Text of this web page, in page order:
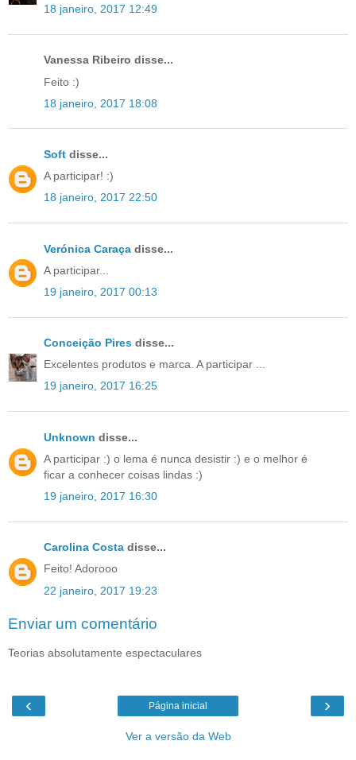
18 janeiro, 2017 12:49
Vanessa Ribeiro disse...
Feito :)
18 janeiro, 2017 18:08
Soft disse...
A participar! :)
18 janeiro, 2017 22:50
Verónica Caraça disse...
A participar...
19 janeiro, 2017 00:13
Conceição Pires disse...
Excelentes produtos e marca. A participar ...
19 janeiro, 2017 16:25
Unknown disse...
A participar :) o lema é nunca desistir :) e o melhor é
ficar a conhecer coisas lindas :)
19 janeiro, 2017 16:30
Carolina Costa disse...
Feito! Adorooo
22 janeiro, 2017 19:23
Enviar um comentário
Teorias absolutamente espectaculares
‹ ›
Página inicial
Ver a versão da Web